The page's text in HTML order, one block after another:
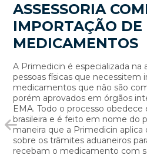
ASSESSORIA
IMPORTAÇÃO DE
MEDICAMENTOS
A Primedicin é especializada na
pessoas físicas que
medicamentos que não são
porém aprovados em órgãos
EMA. Todo o processo
brasileira e é feito em nome do
maneira que a Primedicin
sobre os trâmites aduaneiros
recebam o medicamento com